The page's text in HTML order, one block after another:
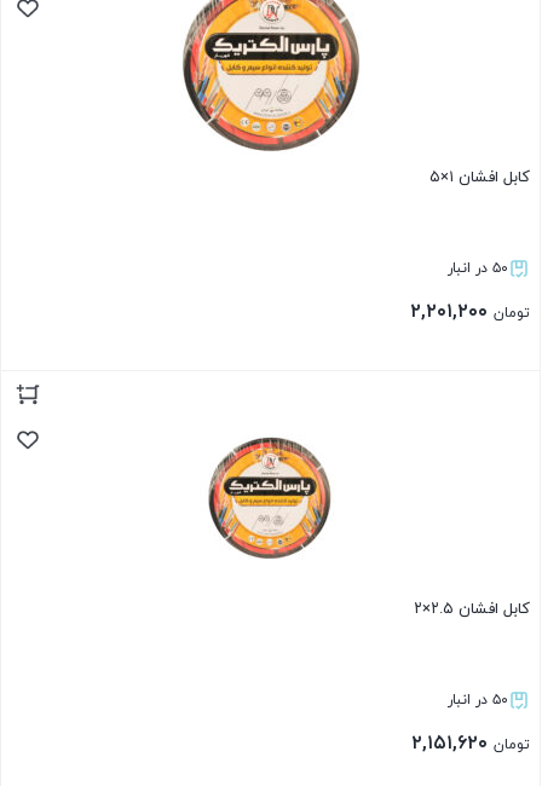
کابل افشان ۱×۵
۵۰ در انبار
تومان
کابل افشان ۲.۵×۲
۵۰ در انبار
تومان